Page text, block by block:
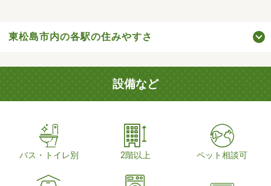
東松島市内の各駅の住みやすさ
設備など
バス・トイレ別 2階以上 ペット相談可